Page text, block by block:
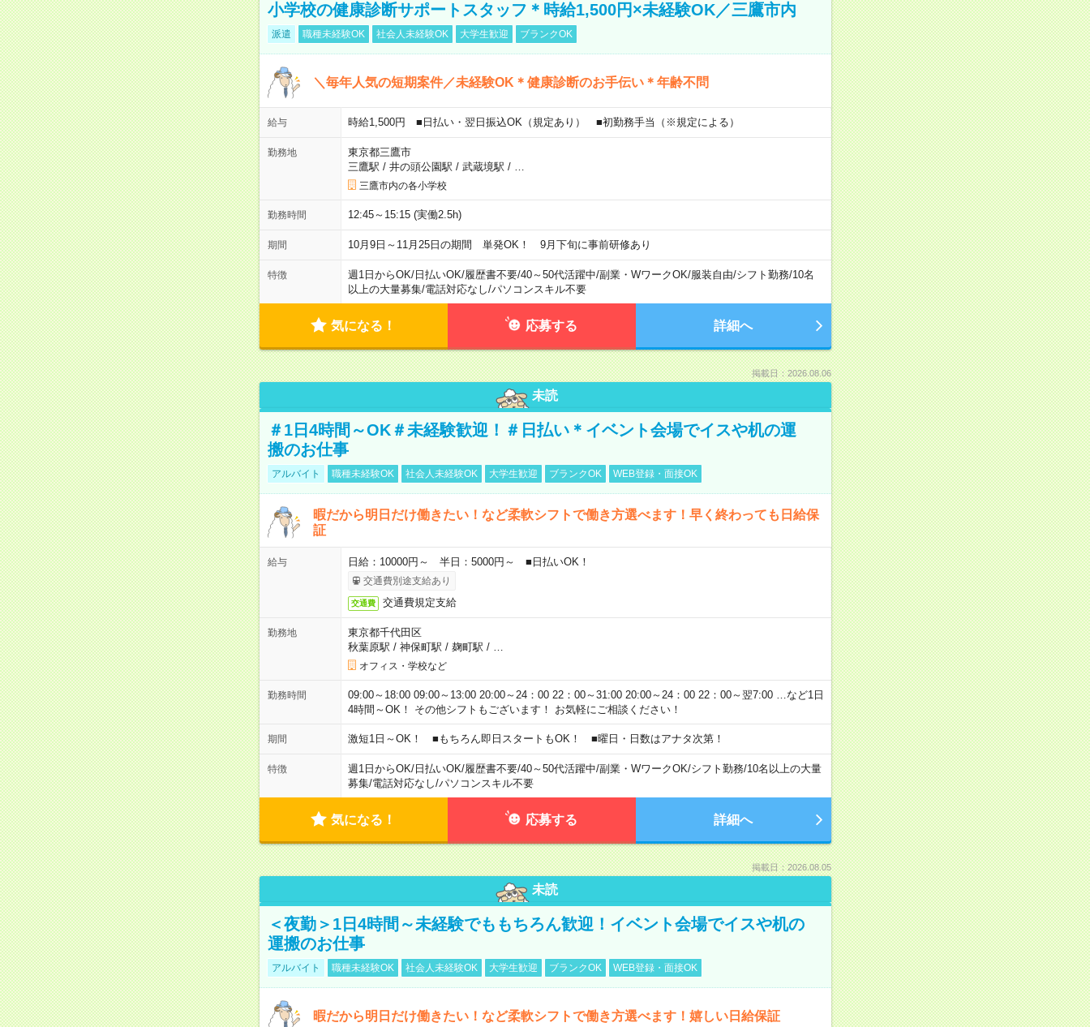
小学校の健康診断サポートスタッフ＊時給1,500円×未経験OK／三鷹市内
派遣 職種未経験OK 社会人未経験OK 大学生歓迎 ブランクOK
＼毎年人気の短期案件／未経験OK＊健康診断のお手伝い＊年齢不問
給与 時給1,500円 ■日払い・翌日振込OK（規定あり） ■初勤務手当（※規定による）
勤務地
東京都三鷹市
三鷹駅 / 井の頭公園駅 / 武蔵境駅 / …
三鷹市内の各小学校
勤務時間 12:45～15:15 (実働2.5h)
期間 10月9日～11月25日の期間 単発OK！ 9月下旬に事前研修あり
特徴 週1日からOK/日払いOK/履歴書不要/40～50代活躍中/副業・WワークOK/服装自由/シフト勤務/10名
以上の大量募集/電話対応なし/パソコンスキル不要
気になる！ 応募する 詳細へ
掲載日：2026.08.06
未読
＃1日4時間～OK＃未経験歓迎！＃日払い＊イベント会場でイスや机の運
搬のお仕事
アルバイト 職種未経験OK 社会人未経験OK 大学生歓迎 ブランクOK WEB登録・面接OK
暇だから明日だけ働きたい！など柔軟シフトで働き方選べます！早く終わっても日給保
証
給与 日給：10000円～ 半日：5000円～ ■日払いOK！
交通費別途支給あり
交通費 交通費規定支給
勤務地
東京都千代田区
秋葉原駅 / 神保町駅 / 麹町駅 / …
オフィス・学校など
勤務時間
09:00～18:00 09:00～13:00 20:00～24：00 22：00～31:00 20:00～24：00 22：00～翌7:00 …など1日
4時間～OK！ その他シフトもございます！ お気軽にご相談ください！
期間 激短1日～OK！ ■もちろん即日スタートもOK！ ■曜日・日数はアナタ次第！
特徴 週1日からOK/日払いOK/履歴書不要/40～50代活躍中/副業・WワークOK/シフト勤務/10名以上の大量
募集/電話対応なし/パソコンスキル不要
気になる！ 応募する 詳細へ
掲載日：2026.08.05
未読
＜夜勤＞1日4時間～未経験でももちろん歓迎！イベント会場でイスや机の
運搬のお仕事
アルバイト 職種未経験OK 社会人未経験OK 大学生歓迎 ブランクOK WEB登録・面接OK
暇だから明日だけ働きたい！など柔軟シフトで働き方選べます！嬉しい日給保証